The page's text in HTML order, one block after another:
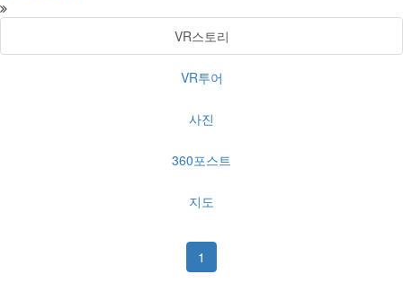
VR스토리
VR투어
사진
360포스트
지도
1